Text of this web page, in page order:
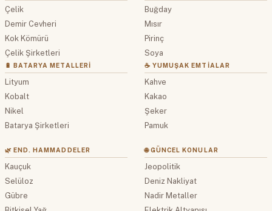
Çelik
Demir Cevheri
Kok Kömürü
Çelik Şirketleri
🔋 BATARYA METALLERI
Lityum
Kobalt
Nikel
Batarya Şirketleri
Buğday
Mısır
Pirinç
Soya
☕ YUMUŞAK EMTIALAR
Kahve
Kakao
Şeker
Pamuk
🌿 END. HAMMADDELER
Kauçuk
Selüloz
Gübre
🌐 GÜNCEL KONULAR
Jeopolitik
Deniz Nakliyat
Nadir Metaller